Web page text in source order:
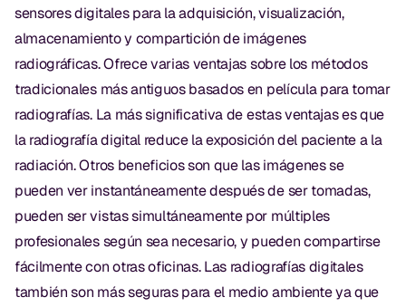
Empastes Dentales
Dentaduras
Implantes Dentales
Dentaduras en el Mismo Día
Implantes el Mismo Día
Reparaciones el Mismo Día
Coronas de Cerámica
sensores digitales para la adquisición, visualización,
almacenamiento y compartición de imágenes
radiográficas. Ofrece varias ventajas sobre los métodos
tradicionales más antiguos basados en película para tomar
radiografías. La más significativa de estas ventajas es que
la radiografía digital reduce la exposición del paciente a la
radiación. Otros beneficios son que las imágenes se
pueden ver instantáneamente después de ser tomadas,
pueden ser vistas simultáneamente por múltiples
profesionales según sea necesario, y pueden compartirse
fácilmente con otras oficinas. Las radiografías digitales
también son más seguras para el medio ambiente ya que